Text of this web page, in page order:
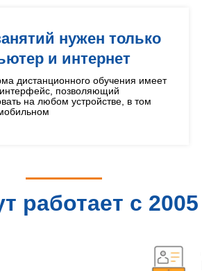
нужен только
и интернет
дистанционного обучения имеет
позволяющий
на любом устройстве, в том
работает с 2005